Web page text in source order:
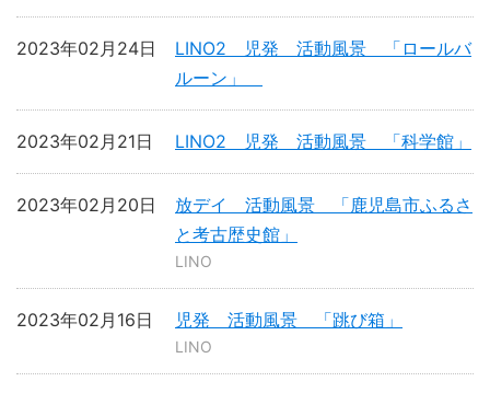
LINO2 児発 活動風景 「ロールバ
ルーン」
2023年02月24日
LINO2 児発 活動風景 「科学館」
2023年02月21日
放デイ 活動風景 「鹿児島市ふるさ
と考古歴史館」
2023年02月20日
LINO
児発 活動風景 「跳び箱」
2023年02月16日
LINO